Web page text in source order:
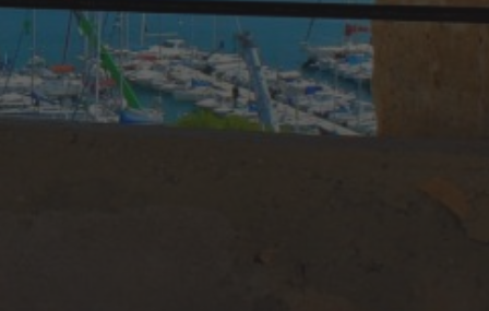
KAR GARDEN
MUSEUM – FRENCH
RIVIERA : QUAND LES
SUPERCARS
SUBLIMENT LE